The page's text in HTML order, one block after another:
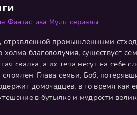
Фантастика Мультсериалы
отравленной промышленными
холма благополучия, существует
свалка, а их тела несут на себе
сломлен. Глава семьи, Боб,
домочадцев, в то время как
в бутылке и мудрости